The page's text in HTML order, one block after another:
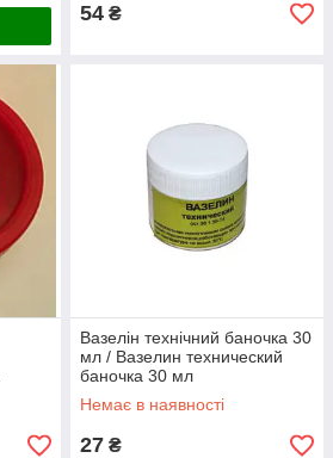
54 ₴
Вазелін технічний баночка 30
мл / Вазелин технический
баночка 30 мл
Немає в наявності
27 ₴